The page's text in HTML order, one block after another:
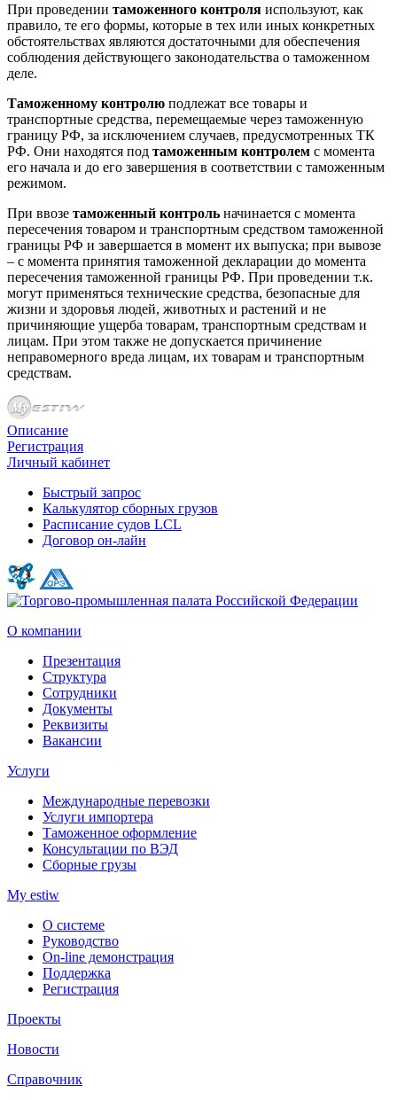
При проведении таможенного контроля используют, как
правило, те его формы, которые в тех или иных конкретных
обстоятельствах являются достаточными для обеспечения
соблюдения действующего законодательства о таможенном
деле.
Таможенному контролю подлежат все товары и
транспортные средства, перемещаемые через таможенную
границу РФ, за исключением случаев, предусмотренных ТК
РФ. Они находятся под таможенным контролем с момента
его начала и до его завершения в соответствии с таможенным
режимом.
При ввозе таможенный контроль начинается с момента
пересечения товаром и транспортным средством таможенной
границы РФ и завершается в момент их выпуска; при вывозе
– с момента принятия таможенной декларации до момента
пересечения таможенной границы РФ. При проведении т.к.
могут применяться технические средства, безопасные для
жизни и здоровья людей, животных и растений и не
причиняющие ущерба товарам, транспортным средствам и
лицам. При этом также не допускается причинение
неправомерного вреда лицам, их товарам и транспортным
средствам.
Описание
Регистрация
Личный кабинет
Быстрый запрос
Калькулятор сборных грузов
Расписание судов LCL
Договор он-лайн
О компании
Презентация
Структура
Сотрудники
Документы
Реквизиты
Вакансии
Услуги
Международные перевозки
Услуги импортера
Таможенное оформление
Консультации по ВЭД
Сборные грузы
My estiw
О системе
Руководство
On-line демонстрация
Поддержка
Регистрация
Проекты
Новости
Справочник